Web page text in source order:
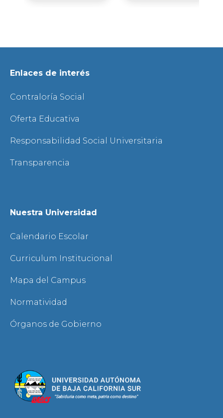
Enlaces de interés
Contraloría Social
Oferta Educativa
Responsabilidad Social Universitaria
Transparencia
Nuestra Universidad
Calendario Escolar
Curriculum Institucional
Mapa del Campus
Normatividad
Órganos de Gobierno